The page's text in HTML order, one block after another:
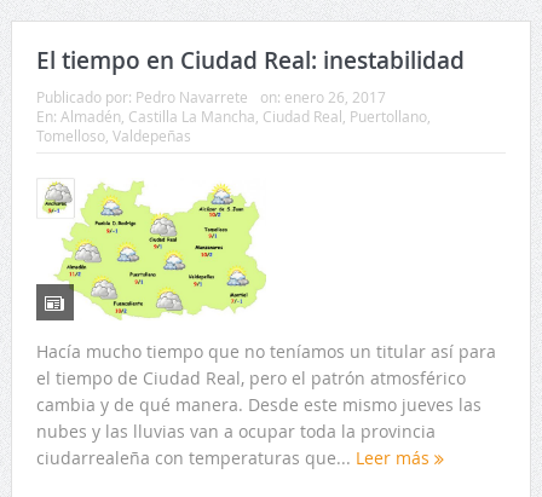
El tiempo en Ciudad Real: inestabilidad
Publicado por: Pedro Navarrete on: enero 26, 2017
En: Almadén Castilla La Mancha Ciudad Real Puertollano,
Tomelloso, Valdepeñas
Hacía mucho tiempo que no teníamos un titular así para
el tiempo de Ciudad Real, pero el patrón atmosférico
cambia y de qué manera. Desde este mismo jueves las
nubes y las lluvias van a ocupar toda la provincia
ciudarrealeña con temperaturas que... Leer más